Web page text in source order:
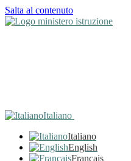
Salta al contenuto
Italiano
Italiano
English
Français